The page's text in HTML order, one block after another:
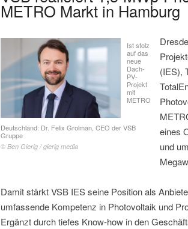
METRO Markt in Hamburg
Ist stolz
auf das
neue
Dach-
PV-
Projekt
mit
METRO
Deutschland: Dr. Felix Grolman, CEO der VSB
Gruppe
© Ben Gierig / gierig media
(IES),
eines
und
Damit stärkt VSB IES seine Position als
umfassende Kompetenz in Photovoltaik und
Ergänzt durch tiefes Know-how in den